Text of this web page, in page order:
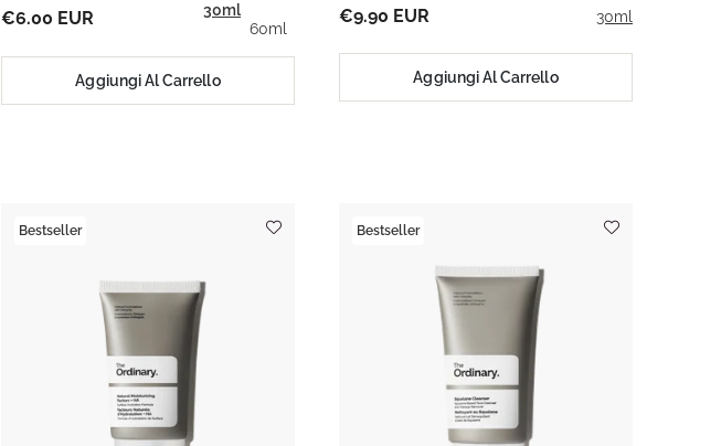
30ml
60ml
€6.00 EUR
Aggiungi Al Carrello
30ml
€9.90 EUR
Aggiungi Al Carrello
Bestseller Bestseller